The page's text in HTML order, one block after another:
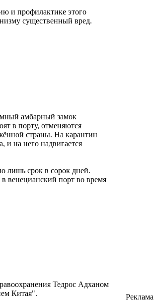
и профилактике этого
существенный вред.
амбарный замок
в порту, отменяются
страны. На карантин
на него надвигается
лишь срок в сорок дней.
венецианский порт во время
Тедрос Адханом
Китая".
Реклама